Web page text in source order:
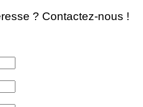
? Contactez-nous !